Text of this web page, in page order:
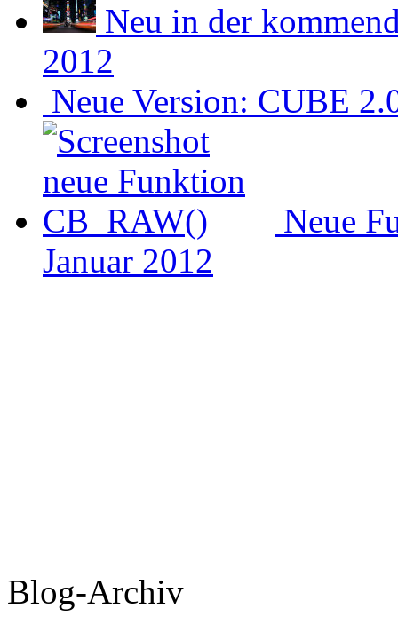
Neu in der
2012
Neue Version: CUBE
Neue
Januar 2012
Blog-Archiv